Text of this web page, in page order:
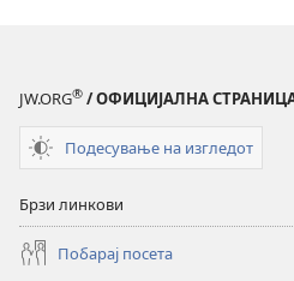
JW.ORG® / ОФИЦИЈАЛНА
Подесување на изгледот
Брзи линкови
Побарај посета